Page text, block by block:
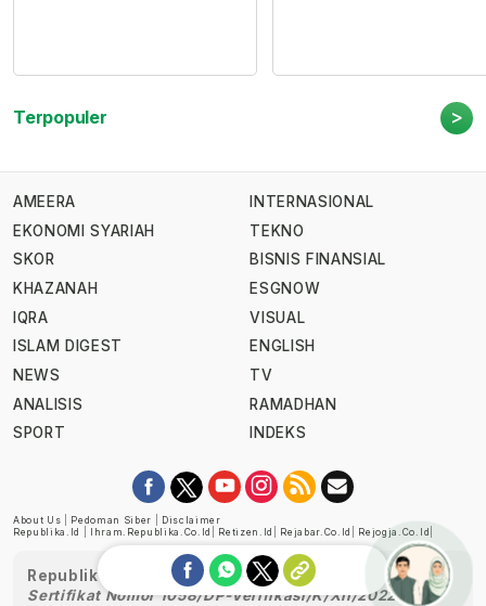
Terpopuler >
AMEERA
EKONOMI SYARIAH
SKOR
KHAZANAH
IQRA
ISLAM DIGEST
NEWS
ANALISIS
SPORT
INTERNASIONAL
TEKNO
BISNIS FINANSIAL
ESGNOW
VISUAL
ENGLISH
TV
RAMADHAN
INDEKS
About Us Pedoman Siber
Disclaimer
Republika.id
Ihram.republika.co.id Retizen.id Rejabar.co.id Rejogja.co.id
Republika telah diverifikasi oleh Dewan Pers
Sertifikat Nomor 1058/DP-Verifikasi/K/XII/2022